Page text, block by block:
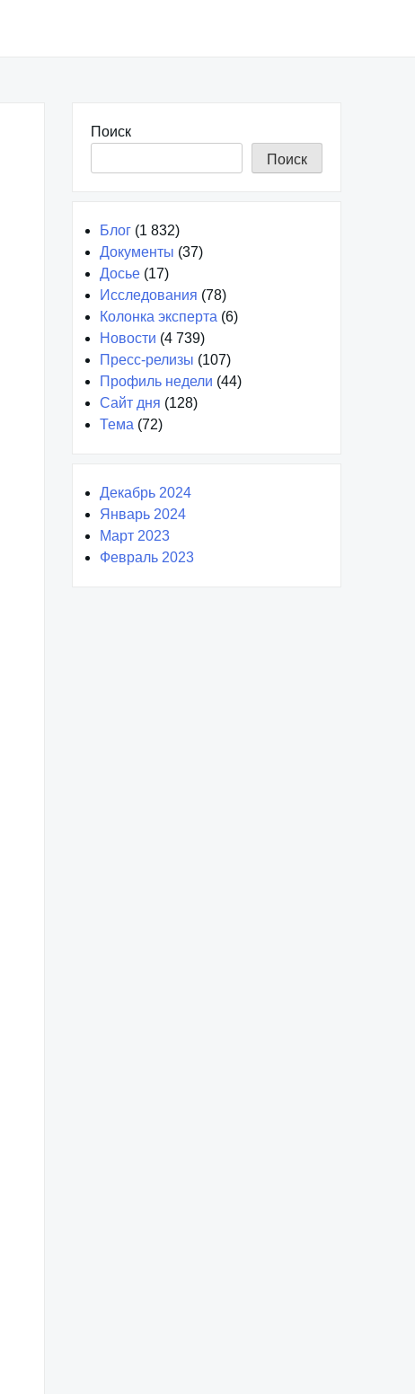
Поиск
Поиск
Блог (1 832)
Документы (37)
Досье (17)
Исследования (78)
Колонка эксперта (6)
Новости (4 739)
Пресс-релизы (107)
Профиль недели (44)
Сайт дня (128)
Тема (72)
Декабрь 2024
Январь 2024
Март 2023
Февраль 2023